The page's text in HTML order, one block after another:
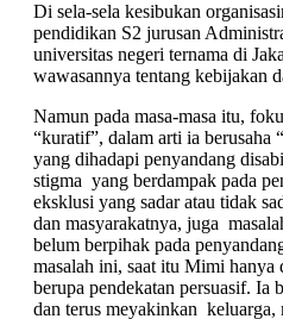
Di sela-sela kesibukan
pendidikan S2 jurusan
universitas negeri ternama di
wawasannya tentang kebijakan
Namun pada masa-masa itu,
“kuratif”, dalam arti ia berusaha
yang dihadapi penyandang
stigma yang berdampak pada
eksklusi yang sadar atau tidak
dan masyarakatnya, juga
belum berpihak pada
masalah ini, saat itu Mimi hanya
berupa pendekatan persuasif. Ia
dan terus meyakinkan keluarga,